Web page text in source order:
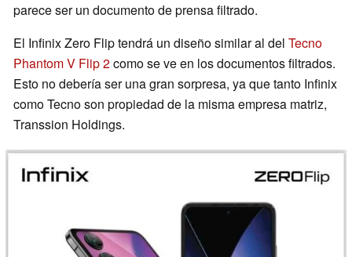
parece ser un documento de prensa filtrado.
El Infinix Zero Flip tendrá un diseño similar al del Tecno
Phantom V Flip 2como se ve en los documentos filtrados.
Esto no debería ser una gran sorpresa, ya que tanto Infinix
como Tecno son propiedad de la misma empresa matriz,
Transsion Holdings.